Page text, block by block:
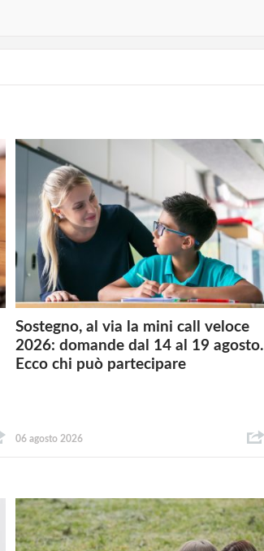
Sostegno, al via la mini call veloce
2026: domande dal 14 al 19 agosto.
Ecco chi può partecipare
06 agosto 2026